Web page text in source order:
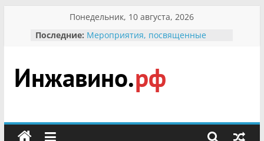
содержимому
Понедельник, 10 августа, 2026
Последние: Мероприятия, посвященные
гражданин Инжавинского округа»
участнице Великой
Отечественной, фронтовичке
Безопасность в сети Интернет
Инжавино.рф
сельский
портал